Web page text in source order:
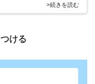
>続きを読む
ける